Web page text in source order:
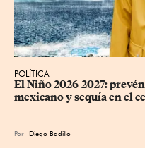
POLÍTICA
El Niño 2026-2027:
mexicano y sequía en el
Por Diego Badillo